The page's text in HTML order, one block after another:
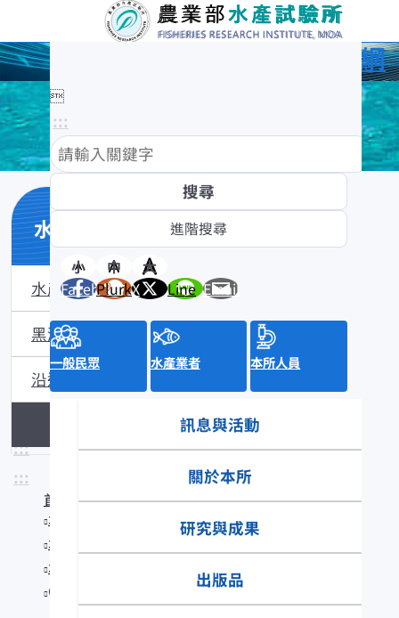
農業部水產試驗所全球資訊網

:::
小 中
大
Facebook
PlurkX Line Email
一般民眾 水產業者 本所人員
訊息與活動
關於本所
研究與成果
出版品
:::
水產數位典藏
水產數位典藏介紹
黑潮漁業數位典藏
沿近海標本數位典藏
:::
首頁
水產知識館
水產數位典藏
水產生物圖說
Gnathonemus petersii